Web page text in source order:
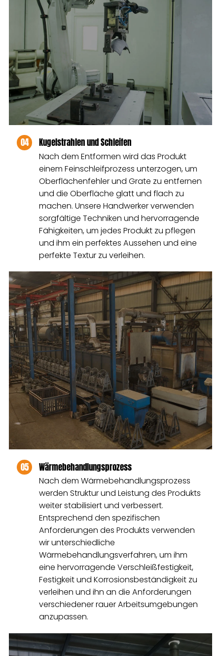
04 Kugelstrahlen und Schleifen
Nach dem Entformen wird das Produkt
einem Feinschleifprozess unterzogen, um
Oberflächenfehler und Grate zu entfernen
und die Oberfläche glatt und flach zu
machen. Unsere Handwerker verwenden
sorgfältige Techniken und hervorragende
Fähigkeiten, um jedes Produkt zu pflegen
und ihm ein perfektes Aussehen und eine
perfekte Textur zu verleihen.
05 Wärmebehandlungsprozess
Nach dem Wärmebehandlungsprozess
werden Struktur und Leistung des Produkts
weiter stabilisiert und verbessert.
Entsprechend den spezifischen
Anforderungen des Produkts verwenden
wir unterschiedliche
Wärmebehandlungsverfahren, um ihm
eine hervorragende Verschleißfestigkeit,
Festigkeit und Korrosionsbeständigkeit zu
verleihen und ihn an die Anforderungen
verschiedener rauer Arbeitsumgebungen
anzupassen.